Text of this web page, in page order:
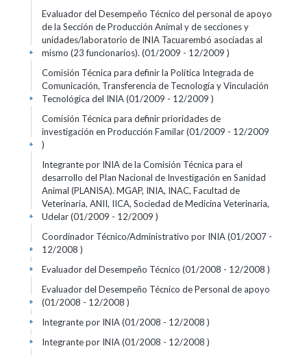
Evaluador del Desempeño Técnico del personal de apoyo
de la Sección de Producción Animal y de secciones y
unidades/laboratorio de INIA Tacuarembó asociadas al
mismo (23 funcionarios). (01/2009 - 12/2009 )
+
Comisión Técnica para definir la Política Integrada de
Comunicación, Transferencia de Tecnología y Vinculación
Tecnológica del INIA (01/2009 - 12/2009 )
+
Comisión Técnica para definir prioridades de
investigación en Producción Familar (01/2009 - 12/2009
)
+
Integrante por INIA de la Comisión Técnica para el
desarrollo del Plan Nacional de Investigación en Sanidad
Animal (PLANISA). MGAP, INIA, INAC, Facultad de
Veterinaria, ANII, IICA, Sociedad de Medicina Veterinaria,
Udelar (01/2009 - 12/2009 )
+
Coordinador Técnico/Administrativo por INIA (01/2007 -
12/2008 )
+
Evaluador del Desempeño Técnico (01/2008 - 12/2008 )
+
Evaluador del Desempeño Técnico de Personal de apoyo
(01/2008 - 12/2008 )
+
Integrante por INIA (01/2008 - 12/2008 )
+
Integrante por INIA (01/2008 - 12/2008 )
+